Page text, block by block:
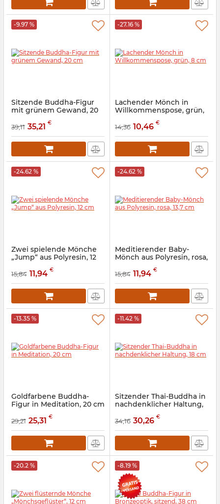
-9.97 %
Sitzende Buddha-Figur
mit grünem Gewand, 20
Artikelnummer:
39,11 35,21 €
-27.16 %
Lachender Mönch in
Willkommenspose, grün,
Artikelnummer:
14,36 10,46 €
-24.62 %
Zwei spielende Mönche
„Jump“ aus Polyresin, 12
Artikelnummer:
15,84 11,94 €
-24.62 %
Meditierender Baby-
Mönch aus Polyresin, rosa,
Artikelnummer:
15,84 11,94 €
-13.35 %
Goldfarbene Buddha-
Figur in Meditation, 20 cm
Artikelnummer:
29,21 25,31 €
-11.42 %
Sitzender Thai-Buddha in
nachdenklicher Haltung,
Artikelnummer:
34,16 30,26 €
-20.2 % -8.19 %